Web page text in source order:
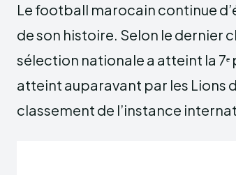
Le football marocain continue
de son histoire. Selon le dernier
sélection nationale a atteint la
atteint auparavant par les Lions
classement de l’instance